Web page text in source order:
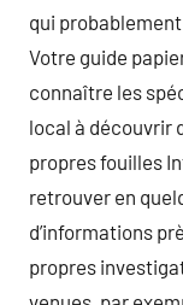
qui
Votre guide
connaître les
local à découvrir
propres fouilles
retrouver en
d’informations
propres